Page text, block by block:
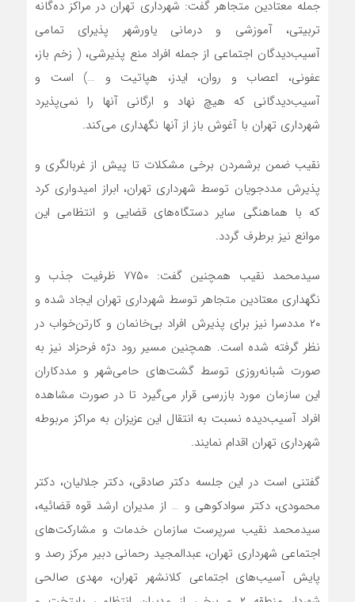
جمله معتادین متجاهر گفت: شهرداری تهران در مراکز ده‌گانه
تربیتی، آموزشی و درمانی یاورشهر پذیرای تمامی
آسیب‌دیدگان اجتماعی از جمله افراد منع پذیرشی، ( زخم باز،
عفونی، اعصاب و روان، ایدز، هپاتیت و …) است و
آسیب‌دیدگانی که هیچ نهاد و ارگانی آنها را نمی‌پذیرد
شهرداری تهران با آغوش باز از آنها نگهداری می‌کند.
نقیب ضمن برشمردن برخی مشکلات تا پیش از غربالگری و
پذیرش مددجویان توسط شهرداری تهران، ابراز امیدواری کرد
که با هماهنگی سایر دستگاه‌های قضایی و انتظامی این
موانع نیز برطرف گردد.
سید‌محمد نقیب همچنین گفت: ۷۷۵۰ ظرفیت جذب و
نگهداری معتادین متجاهر توسط شهرداری تهران ایجاد شده و
۲۰ مددسرا نیز برای پذیرش افراد بی‌خانمان و کارتن‌خواب در
نظر گرفته شده است. همچنین مسیر رود درّه فرحزاد نیز به
صورت شبانه‌روزی توسط گشت‌های حامی‌شهر و مددکاران
این سازمان مورد بازرسی قرار می‌گیرد تا در صورت مشاهده
افراد آسیب‌دیده نسبت به انتقال این عزیزان به مراکز مربوطه
شهرداری تهران اقدام نمایند.
گفتنی است در این جلسه دکتر صادقی، دکتر جلالیان، دکتر
محمودی، دکتر سوادکوهی و … از مدیران ارشد قوه قضائیه،
سیدمحمد نقیب سرپرست سازمان خدمات و مشارکت‌های
اجتماعی شهرداری تهران، عبدالمجید رحمانی دبیر مرکز رصد و
پایش آسیب‌های اجتماعی کلانشهر تهران، مهدی صالحی